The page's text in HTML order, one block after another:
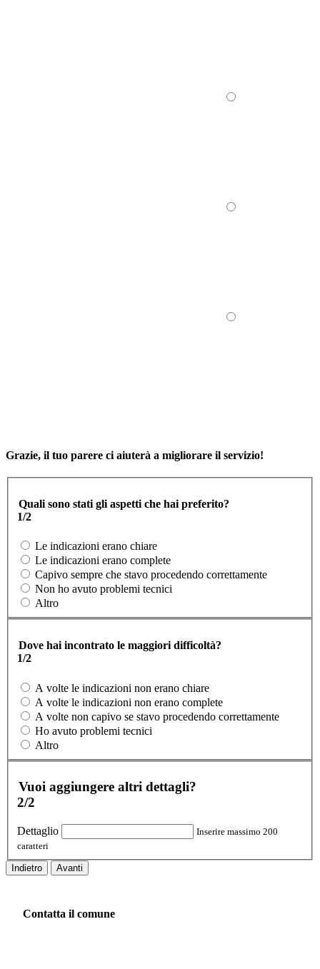
Grazie, il tuo parere ci aiuterà a migliorare il servizio!
Quali sono stati gli aspetti che hai preferito?
1/2
Le indicazioni erano chiare
Le indicazioni erano complete
Capivo sempre che stavo procedendo correttamente
Non ho avuto problemi tecnici
Altro
Dove hai incontrato le maggiori difficoltà?
1/2
A volte le indicazioni non erano chiare
A volte le indicazioni non erano complete
A volte non capivo se stavo procedendo correttamente
Ho avuto problemi tecnici
Altro
Vuoi aggiungere altri dettagli?
2/2
Dettaglio
Inserire massimo 200
caratteri
Indietro Avanti
Contatta il comune